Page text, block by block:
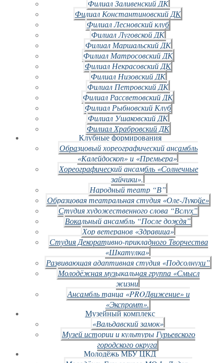
Филиал Заливенский ДК
Филиал Константиновский ДК
Филиал Лесновский клуб
Филиал Луговской ДК
Филиал Маршальский ДК
Филиал Матросовский ДК
Филиал Некрасовский ДК
Филиал Низовский ДК
Филиал Петровский ДК
Филиал Рассветовский ДК
Филиал Рыбновский Клуб
Филиал Ушаковский ДК
Филиал Храбровский ДК
Клубные формирования
Образцовый хореографический ансамбль
«Калейдоскоп» и «Премьера»
Хореографический ансамбль «Солнечные
зайчики».
Народный театр “В”
Образцовая театральная студия «Оле-Лукойе»
Студия художественного слова “Вслух”
Вокальный ансамбль “После дождя”
Хор ветеранов «Здравица»
Студия Декоративно-прикладного Творчества
«Шкатулка»
Развивающая адаптивная студия «Подсолнухи”
Молодёжная музыкальная группа «Смысл
жизни
Ансамбль танца «PROДвижение» и
«Экспромт».
Музейный комплекс
«Вальдавский замок»
Музей истории и культуры Гурьевского
городского округа
Молодёжь МБУ ЦКД